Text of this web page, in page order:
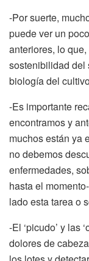
-Por suerte,
puede ver un
anteriores, lo
sostenibilidad del
biología del
-Es importante
encontramos y
muchos están ya
no debemos
enfermedades,
hasta el
lado esta tarea o
-El ‘picudo’ y las
dolores de